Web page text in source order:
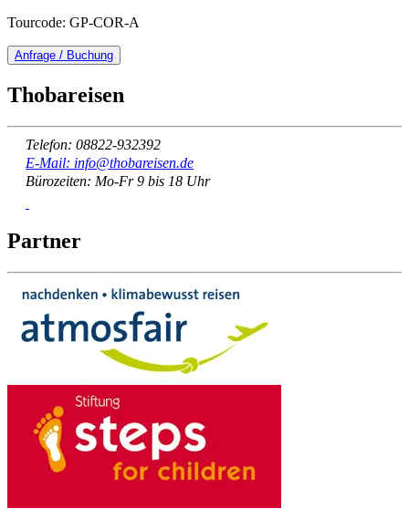
Tourcode: GP-COR-A
Anfrage / Buchung
Thobareisen
Telefon: 08822-932392
E-Mail: info@thobareisen.de
Bürozeiten: Mo-Fr 9 bis 18 Uhr
Partner